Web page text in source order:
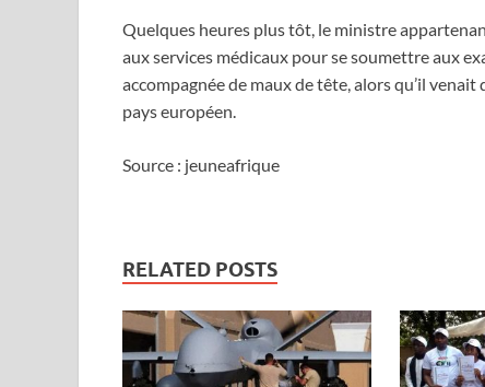
Quelques heures plus tôt, le ministre
aux services médicaux pour se soumettre aux
accompagnée de maux de tête, alors qu’il
pays européen.
Source : jeuneafrique
RELATED POSTS